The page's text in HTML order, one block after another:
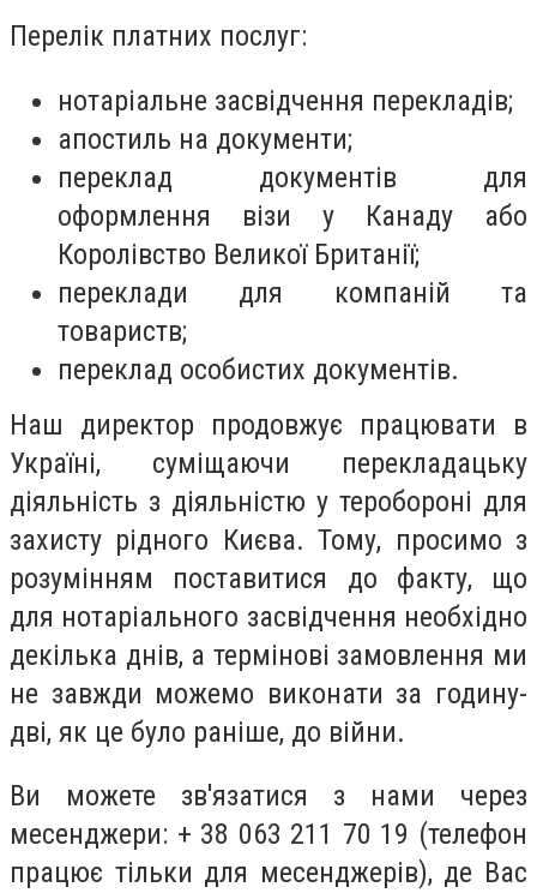
Перелік платних послуг:
нотаріальне засвідчення перекладів;
апостиль на документи;
переклад документів для
оформлення візи у Канаду або
Королівство Великої Британії;
переклади для компаній та
товариств;
переклад особистих документів.
Наш директор продовжує працювати в
Україні, суміщаючи перекладацьку
діяльність з діяльністю у теробороні для
захисту рідного Києва. Тому, просимо з
розумінням поставитися до факту, що
для нотаріального засвідчення необхідно
декілька днів, а термінові замовлення ми
не завжди можемо виконати за годину-
дві, як це було раніше, до війни.
Ви можете зв'язатися з нами через
месенджери: + 38 063 211 70 19 (телефон
працює тільки для месенджерів), де Вас